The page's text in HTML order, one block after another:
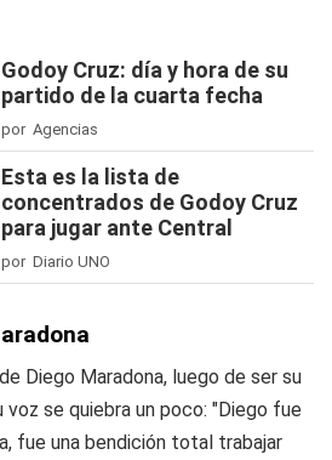
Godoy Cruz: día y hora de su
partido de la cuarta fecha
por Agencias
Esta es la lista de
concentrados de Godoy Cruz
para jugar ante Central
por Diario UNO
Diego Maradona, luego de ser su
se quiebra un poco: "Diego fue
fue una bendición total trabajar